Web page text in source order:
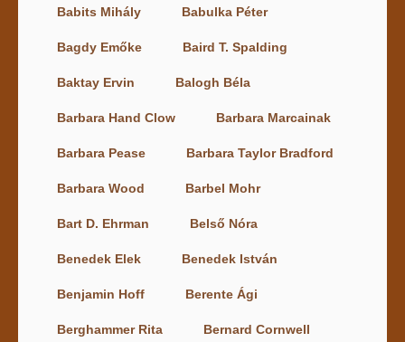
Babits Mihály Babulka Péter
Bagdy Emőke Baird T. Spalding
Baktay Ervin Balogh Béla
Barbara Hand Clow Barbara Marcainak
Barbara Pease Barbara Taylor Bradford
Barbara Wood Barbel Mohr
Bart D. Ehrman Belső Nóra
Benedek Elek Benedek István
Benjamin Hoff Berente Ági
Berghammer Rita Bernard Cornwell